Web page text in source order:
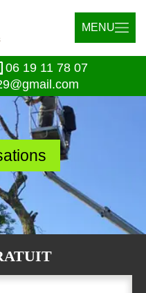
MENU
06 19 11 78 07